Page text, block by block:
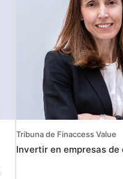
Tribuna de Finaccess Value
Invertir en empresas de